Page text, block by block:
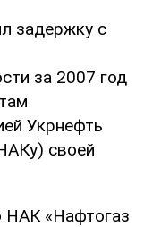
задержку с
за 2007 год
Укрнефть
своей
НАК «Нафтогаз